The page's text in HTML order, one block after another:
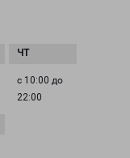
с 10:00 до
22:00